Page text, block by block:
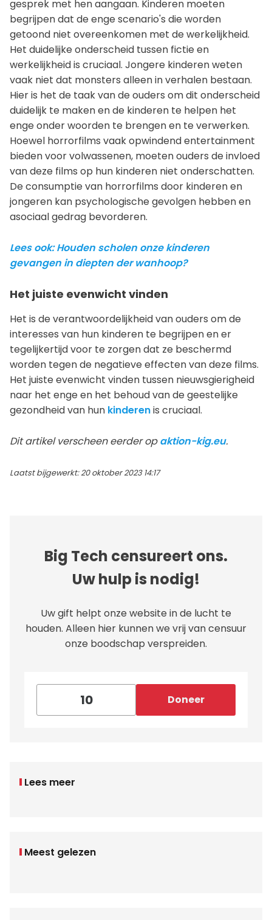
gesprek met hen aangaan. Kinderen moeten
begrijpen dat de enge scenario's die worden
getoond niet overeenkomen met de werkelijkheid.
Het duidelijke onderscheid tussen fictie en
werkelijkheid is cruciaal. Jongere kinderen weten
vaak niet dat monsters alleen in verhalen bestaan.
Hier is het de taak van de ouders om dit onderscheid
duidelijk te maken en de kinderen te helpen het
enge onder woorden te brengen en te verwerken.
Hoewel horrorfilms vaak opwindend entertainment
bieden voor volwassenen, moeten ouders de invloed
van deze films op hun kinderen niet onderschatten.
De consumptie van horrorfilms door kinderen en
jongeren kan psychologische gevolgen hebben en
asociaal gedrag bevorderen.
Lees ook: Houden scholen onze kinderen
gevangen in diepten der wanhoop?
Het juiste evenwicht vinden
Het is de verantwoordelijkheid van ouders om de
interesses van hun kinderen te begrijpen en er
tegelijkertijd voor te zorgen dat ze beschermd
worden tegen de negatieve effecten van deze films.
Het juiste evenwicht vinden tussen nieuwsgierigheid
naar het enge en het behoud van de geestelijke
gezondheid van hun kinderenis cruciaal.
Dit artikel verscheen eerder opaktion-kig.eu.
Laatst bijgewerkt: 20 oktober 2023 14:17
Big Tech censureert ons.
Uw hulp is nodig!
Uw gift helpt onze website in de lucht te
houden. Alleen hier kunnen we vrij van censuur
onze boodschap verspreiden.
Doneer
Lees meer
Meest gelezen